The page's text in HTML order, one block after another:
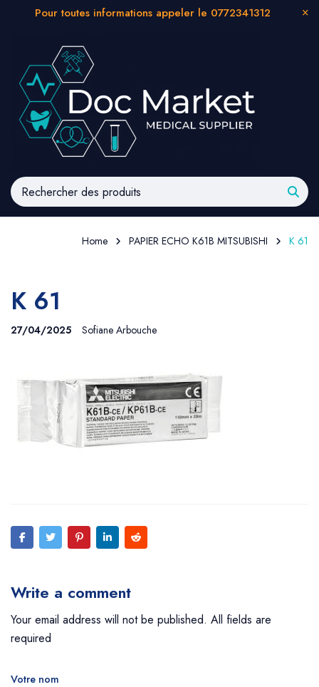
Pour toutes informations appeler le 0772341312
Home PAPIER ECHO K61B MITSUBISHI K 61
K 61
27/04/2025 Sofiane Arbouche
Write a comment
Your email address will not be published. All fields are
required
Votre nom